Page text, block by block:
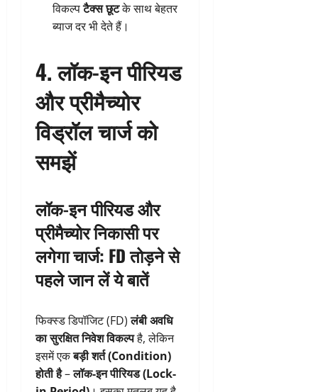
विकल्पटैक्स छूटके साथ बेहतर
ब्याज दर भी देते हैं।
4.लॉक-इन पीरियड
और प्रीमैच्योर
विड्रॉल चार्ज को
समझें
लॉक-इन पीरियड और
प्रीमैच्योर निकासी पर
लगेगा चार्ज: FD तोड़ने से
पहले जान लें ये बातें
फिक्स्ड डिपॉजिट (FD)लंबी अवधि
का सुरक्षित निवेश विकल्पहै, लेकिन
इसमें एकबड़ी शर्त (Condition)
होती है–लॉक-इन पीरियड (Lock-